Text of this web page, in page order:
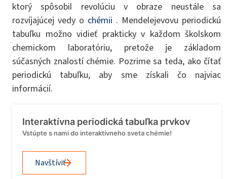
ktorý spôsobil revolúciu v obraze neustále sa
rozvíjajúcej vedy o chémii . Mendelejevovu periodickú
tabuľku možno vidieť prakticky v každom školskom
chemickom laboratóriu, pretože je základom
súčasných znalostí chémie. Pozrime sa teda, ako čítať
periodickú tabuľku, aby sme získali čo najviac
informácií.
Interaktívna periodická tabuľka prvkov
Vstúpte s nami do interaktívneho sveta chémie!
Navštíviť